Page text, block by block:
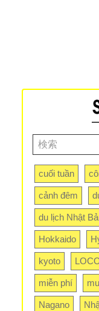
cuối tuần
cảnh đêm
du lịch Nhật
Hokkaido
kyoto
miễn phí
Nagano